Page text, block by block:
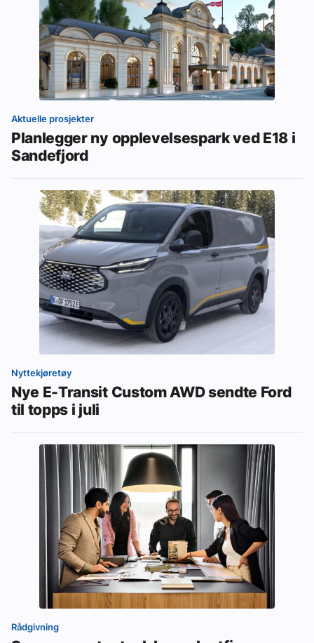
Aktuelle prosjekter
Planlegger ny opplevelsespark ved E18 i
Sandefjord
Nyttekjøretøy
Nye E-Transit Custom AWD sendte Ford
til topps i juli
Rådgivning